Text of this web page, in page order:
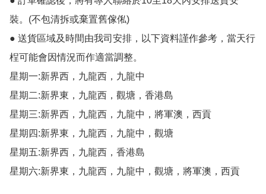
裝。(不包清拆或棄置舊傢俬)
● 送貨區域及時間由我司安排，以下資料謹作參考，當天行
桯可能會因情況而作適當調整。
星期一:新界西，九龍西，九龍中
星期二:新界東，九龍西，觀塘，香港島
星期三:新界西，九龍西，九龍中，將軍澳，西貢
星期四:新界東，九龍西，九龍中，觀塘
星期五:新界西，九龍西，香港島
星期六:新界東，九龍西，九龍中，觀塘，將軍澳，西貢